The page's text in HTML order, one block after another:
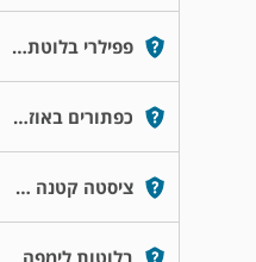
פפילרי בלוטת תריס
כפתורים באוזניים למבוגרים
ציסטה קטנה תת ליסתי צמוד להיאואיד